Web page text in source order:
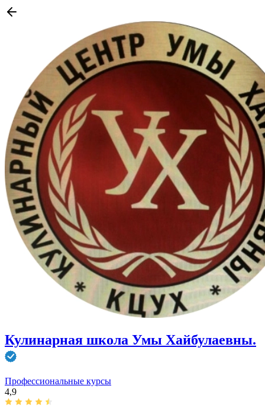
Кулинарная школа Умы Хайбулаевны.
Профессиональные курсы
4,9